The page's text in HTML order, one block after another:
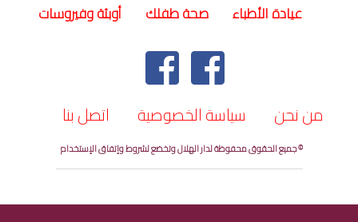
عيادة الأطباء
صحة طفلك أوبئة وفيروسات
من نحن سياسة الخصوصية اتصل بنا
© جميع الحقوق محفوظة لدار الهلال وتخضع لشروط وإتفاق الإستخدام